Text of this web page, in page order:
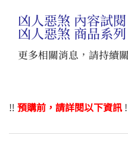
凶人惡煞 內容試閱
凶人惡煞 商品系列
更多相關消息，請持續
‼️ 預購前，請詳閱以下資訊